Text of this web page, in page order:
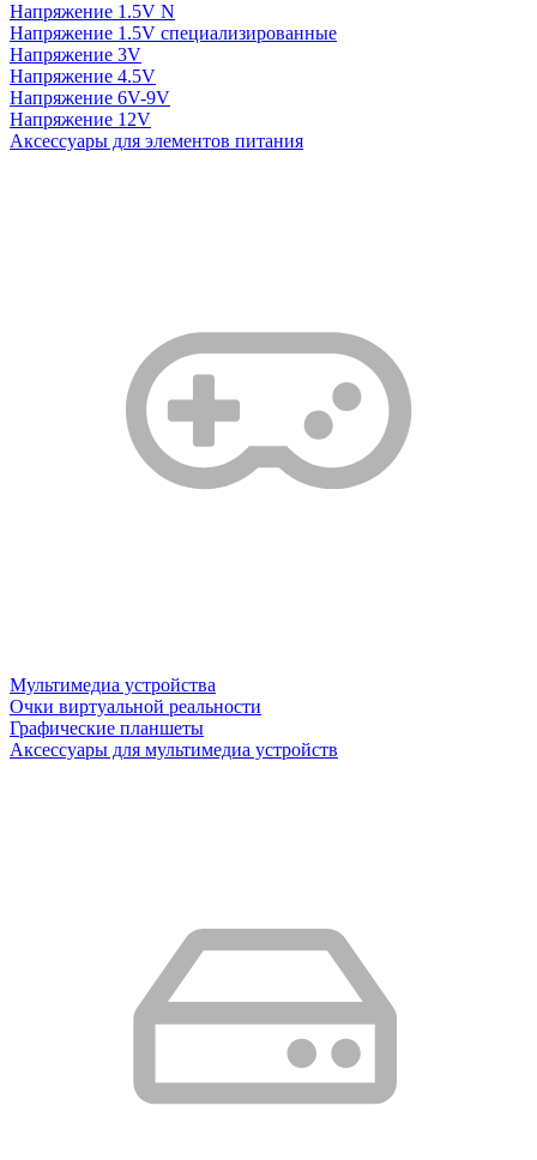
Напряжение 1.5V N
Напряжение 1.5V специализированные
Напряжение 3V
Напряжение 4.5V
Напряжение 6V-9V
Напряжение 12V
Аксессуары для элементов питания
Мультимедиа устройства
Очки виртуальной реальности
Графические планшеты
Аксессуары для мультимедиа устройств